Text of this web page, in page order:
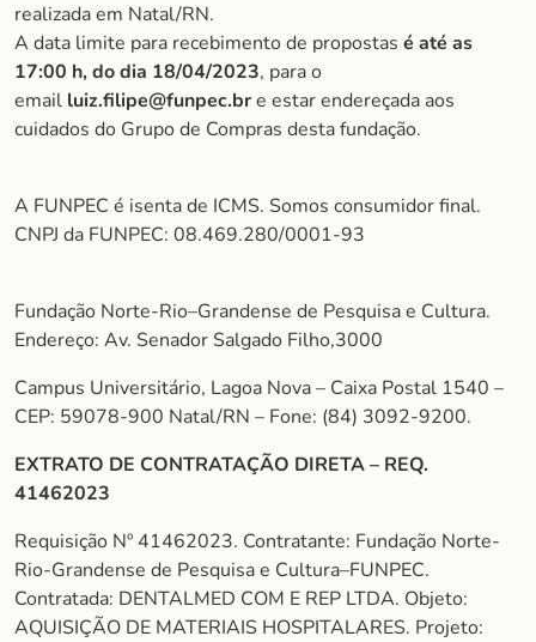
realizada em Natal/RN.
A data limite para recebimento de propostas é até as
17:00 h, do dia 18/04/2023, para o
email luiz.filipe@funpec.bre estar endereçada aos
cuidados do Grupo de Compras desta fundação.
A FUNPEC é isenta de ICMS. Somos consumidor final.
CNPJ da FUNPEC: 08.469.280/0001-93
Fundação Norte-Rio–Grandense de Pesquisa e Cultura.
Endereço: Av. Senador Salgado Filho,3000
Campus Universitário, Lagoa Nova – Caixa Postal 1540 –
CEP: 59078-900 Natal/RN – Fone: (84) 3092-9200.
EXTRATO DE CONTRATAÇÃO DIRETA – REQ.
41462023
Requisição Nº 41462023. Contratante: Fundação Norte-
Rio-Grandense de Pesquisa e Cultura–FUNPEC.
Contratada: DENTALMED COM E REP LTDA. Objeto:
AQUISIÇÃO DE MATERIAIS HOSPITALARES. Projeto: